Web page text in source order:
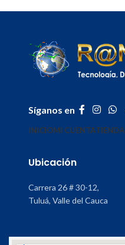
Síganos en
INICIOMI CUENTATIENDA
Ubicación
Carrera 26 # 30-12,
Tuluá, Valle del Cauca